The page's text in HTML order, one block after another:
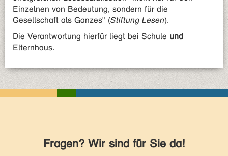
Einzelnen von Bedeutung, sondern für die
Gesellschaft als Ganzes" (Stiftung Lesen).
Die Verantwortung hierfür liegt bei Schule und
Elternhaus.